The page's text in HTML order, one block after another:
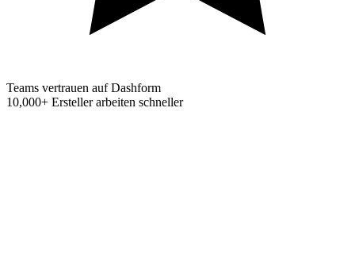
Teams vertrauen auf Dashform
10,000+ Ersteller arbeiten schneller